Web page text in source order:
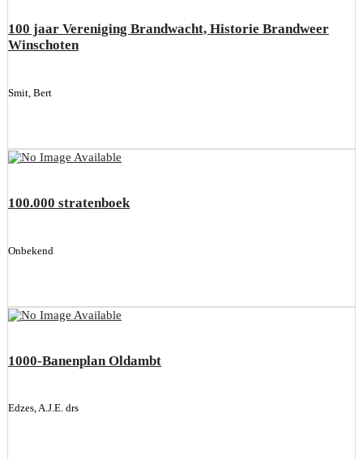
100 jaar Vereniging Brandwacht, Historie Brandweer
Winschoten
Smit, Bert
100.000 stratenboek
Onbekend
1000-Banenplan Oldambt
Edzes, A.J.E. drs